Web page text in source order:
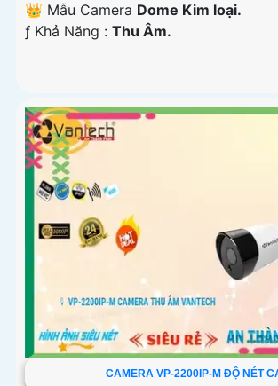
👑 Mẫu Camera Dome Kim loại.
️ƒ Khả Năng : Thu Âm.
CAMERA VP-2200IP-M ĐỘ NÉT